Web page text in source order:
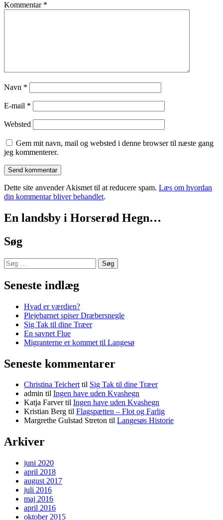
Kommentar *
Navn *
E-mail *
Websted
Gem mit navn, mail og websted i denne browser til næste gang
jeg kommenterer.
Dette site anvender Akismet til at reducere spam. Læs om hvordan
din kommentar bliver behandlet.
En landsby i Horserød Hegn…
Søg
Søg
efter:
Seneste indlæg
Hvad er værdien?
Plejebarnet spiser Dræbersnegle
Sig Tak til dine Træer
En savnet Flue
Migranterne er kommet til Langesø
Seneste kommentarer
Christina Teicherttil Sig Tak til dine Træer
admin til Ingen have uden Kvashegn
Katja Farvertil Ingen have uden Kvashegn
Kristian Berg til Flagspætten – Flot og Farlig
Margrethe Gulstad Streton til Langesøs Historie
Arkiver
juni 2020
april 2018
august 2017
juli 2016
maj 2016
april 2016
oktober 2015